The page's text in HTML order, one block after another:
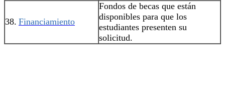
38. Financiamiento
Fondos de becas que están
disponibles para que los
estudiantes presenten su
solicitud.